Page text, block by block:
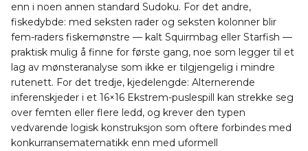
enn i noen annen standard Sudoku. For det andre,
fiskedybde: med seksten rader og seksten kolonner blir
fem-raders fiskemønstre — kalt Squirmbag eller Starfish —
praktisk mulig å finne for første gang, noe som legger til et
lag av mønsteranalyse som ikke er tilgjengelig i mindre
rutenett. For det tredje, kjedelengde: Alternerende
inferenskjeder i et 16×16 Ekstrem-puslespill kan strekke seg
over femten eller flere ledd, og krever den typen
vedvarende logisk konstruksjon som oftere forbindes med
konkurransematematikk enn med uformell